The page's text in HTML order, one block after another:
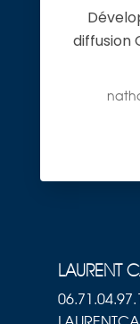
diffusion
LAURENT